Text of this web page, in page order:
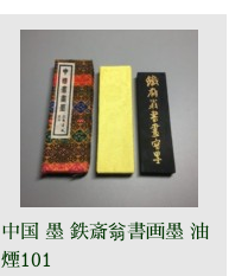
中国 墨 鉄斎翁書画墨 油
煙101